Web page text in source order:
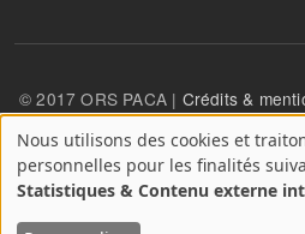
© 2017 ORS PACA | Crédits &
confidentialité
User account menu
Se connecter
A
propos
Nous utilisons des cookies et
personnelles pour les finalités
Statistiques & Contenu externe